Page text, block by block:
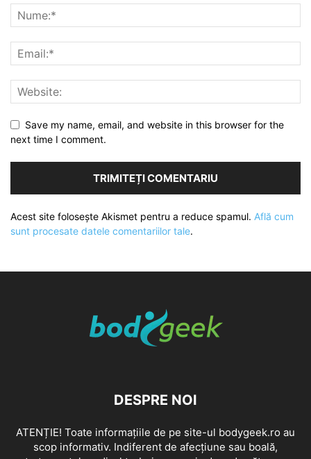
Save my name, email, and website in this browser for the
next time I comment.
Acest site folosește Akismet pentru a reduce spamul. Află cum
sunt procesate datele comentariilor tale.
DESPRE NOI
ATENȚIE! Toate informațiile de pe site-ul bodygeek.ro au
scop informativ. Indiferent de afecțiune sau boală,